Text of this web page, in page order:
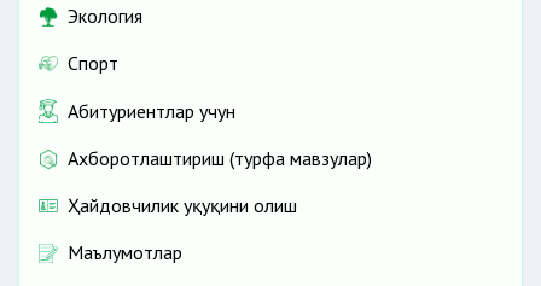
Экология
Спорт
Абитуриентлар учун
Ахборотлаштириш (турфа мавзулар)
Ҳайдовчилик ҳуқуқини олиш
Маълумотлар